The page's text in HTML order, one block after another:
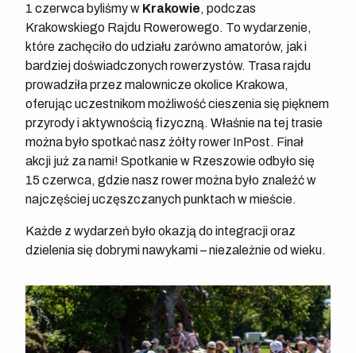
1 czerwca byliśmy w Krakowie, podczas
Krakowskiego Rajdu Rowerowego. To wydarzenie,
które zachęciło do udziału zarówno amatorów, jak i
bardziej doświadczonych rowerzystów. Trasa rajdu
prowadziła przez malownicze okolice Krakowa,
oferując uczestnikom możliwość cieszenia się pięknem
przyrody i aktywnością fizyczną. Właśnie na tej trasie
można było spotkać nasz żółty rower InPost. Finał
akcji już za nami! Spotkanie w Rzeszowie odbyło się
15 czerwca, gdzie nasz rower można było znaleźć w
najczęściej uczęszczanych punktach w mieście.
Każde z wydarzeń było okazją do integracji oraz
dzielenia się dobrymi nawykami – niezależnie od wieku.